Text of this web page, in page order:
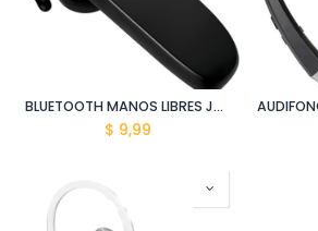
BLUETOOTH MANOS LIBRES JABRA BW HD 60 2
$ 9,99